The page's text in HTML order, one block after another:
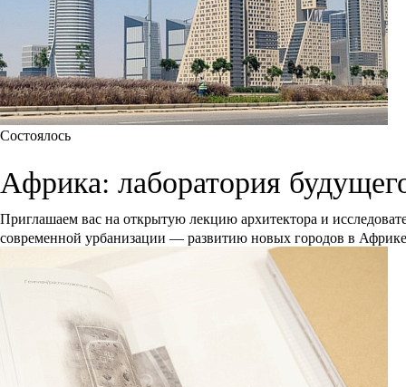
Состоялось
Африка: лаборатория
Приглашаем вас на открытую лекцию архитектора и
современной урбанизации — развитию новых городов в Африке